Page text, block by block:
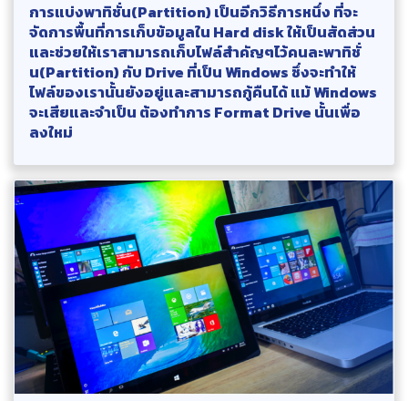
การแบ่งพาทิชั่น(Partition) เป็นอีกวิธีการหนึ่ง ที่จะ
จัดการพื้นที่การเก็บข้อมูลใน Hard disk ให้เป็นสัดส่วน
และช่วยให้เราสามารถเก็บไฟล์สำคัญๆไว้คนละพาทิชั่
น(Partition) กับ Drive ที่เป็น Windows ซึ่งจะทำให้
ไฟล์ของเรานั้นยังอยู่และสามารถกู้คืนได้ แม้ Windows
จะเสียและจำเป็น ต้องทำการ Format Drive นั้นเพื่อ
ลงใหม่